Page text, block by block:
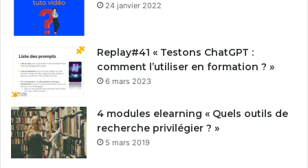
24 janvier 2022
Replay#41 « Testons ChatGPT :
comment l’utiliser en formation ? »
6 mars 2023
4 modules elearning « Quels outils de
recherche privilégier ? »
5 mars 2019